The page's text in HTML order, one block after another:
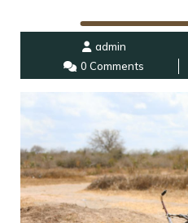
admin
0 Comments